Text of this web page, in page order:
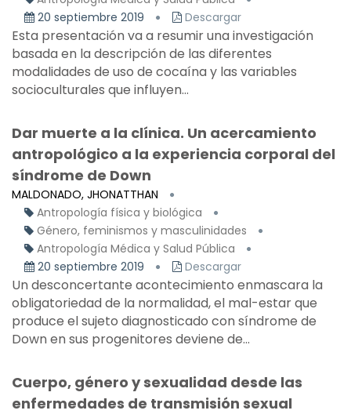
20 septiembre 2019
Descargar
Esta presentación va a resumir una investigación
basada en la descripción de las diferentes
modalidades de uso de cocaína y las variables
socioculturales que influyen...
Dar muerte a la clínica. Un acercamiento
antropológico a la experiencia corporal del
síndrome de Down
MALDONADO, JHONATTHAN
Antropología física y biológica
Género, feminismos y masculinidades
Antropología Médica y Salud Pública
20 septiembre 2019
Descargar
Un desconcertante acontecimiento enmascara la
obligatoriedad de la normalidad, el mal-estar que
produce el sujeto diagnosticado con síndrome de
Down en sus progenitores deviene de...
Cuerpo, género y sexualidad desde las
enfermedades de transmisión sexual